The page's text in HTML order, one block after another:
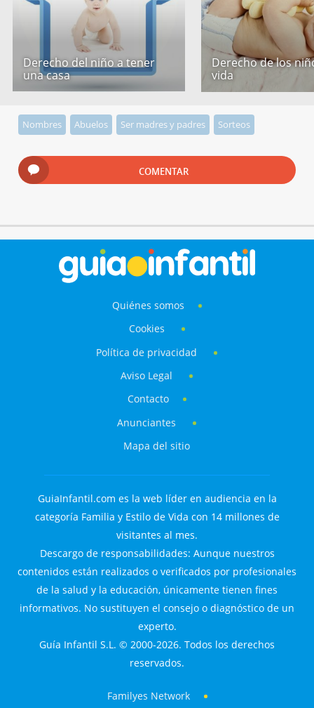
Derecho del niño a tener
una casa
Derecho de los
vida
Nombres Abuelos Ser madres y padres Sorteos
COMENTAR
Quiénes somos
Cookies
Política de privacidad
Aviso Legal
Contacto
Anunciantes
Mapa del sitio
GuiaInfantil.com es la web líder en audiencia en la
categoría Familia y Estilo de Vida con 14 millones de
visitantes al mes.
Descargo de responsabilidades: Aunque nuestros
contenidos están realizados o verificados por profesionales
de la salud y la educación, únicamente tienen fines
informativos. No sustituyen el consejo o diagnóstico de un
experto.
Guía Infantil S.L. © 2000-2026. Todos los derechos
reservados.
Familyes Network